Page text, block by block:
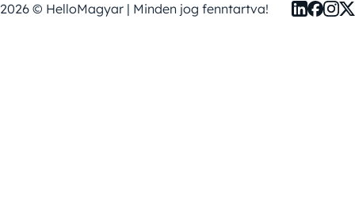
2026 © HelloMagyar | Minden jog fenntartva!